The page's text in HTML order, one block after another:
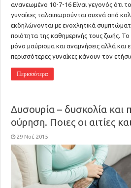
ανανεωμένο 10-7-16 Είναι γεγονός ότι
γυναίκες ταλαιπωρούνται συχνά από
εκδηλώνονται με ενοχλητικά
ποιότητα της καθημερινής τους ζωής.
μόνο μαύρισμα και αναμνήσεις αλλά και
περισσότερες γυναίκες κάνουν τον
Περισσότερα
Δυσουρία – δυσκολία και
ούρηση. Ποιες οι αιτίες
29 Νοέ 2015